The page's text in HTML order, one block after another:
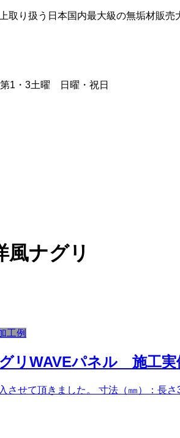
取り扱う日本国内最大級の無垢材販売
1・3土曜 日曜・祝日
風ナグリ
工例
リWAVEパネル 施工実
入させて頂きました。 寸法（㎜）